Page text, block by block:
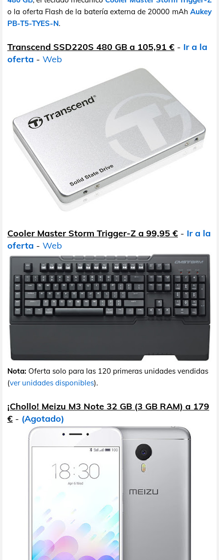
o la oferta Flash de la batería externa de 20000 mAh Aukey
PB-T5-TYES-N.
Transcend SSD220S 480 GB a 105,91 € - Ir a la
oferta - Web
Cooler Master Storm Trigger-Z a 99,95 € - Ir a la
oferta - Web
Nota: Oferta solo para las 120 primeras unidades vendidas
(ver unidades disponibles).
¡Chollo! Meizu M3 Note 32 GB (3 GB RAM) a 179
€ - (Agotado)